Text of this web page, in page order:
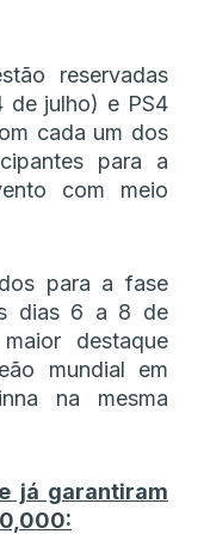
reservadas
julho) e PS4
cada um dos
para a
com meio
para a fase
dias 6 a 8 de
destaque
mundial em
na mesma
já garantiram